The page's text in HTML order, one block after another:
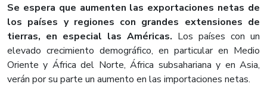
Se espera que aumenten las exportaciones netas de
los países y regiones con grandes extensiones de
tierras, en especial las Américas. Los países con un
elevado crecimiento demográfico, en particular en Medio
Oriente y África del Norte, África subsahariana y en Asia,
verán por su parte un aumento en las importaciones netas.